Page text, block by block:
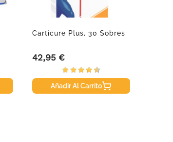
Carticure Plus, 30 Sobres
Precio
42,95 €
Añadir Al Carrito